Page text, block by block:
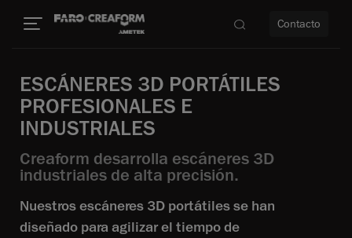
Contacto
ESCÁNERES 3D PORTÁTILES
PROFESIONALES E
INDUSTRIALES
Creaform desarrolla escáneres 3D
industriales de alta precisión.
Nuestros escáneres 3D portátiles se han
diseñado para agilizar el tiempo de